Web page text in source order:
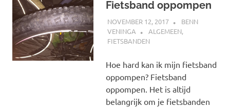
Fietsband oppompen
NOVEMBER 12, 2017
BENN
VENINGA
ALGEMEEN,
FIETSBANDEN
Hoe hard kan ik mijn fietsband
oppompen? Fietsband
oppompen. Het is altijd
belangrijk om je fietsbanden